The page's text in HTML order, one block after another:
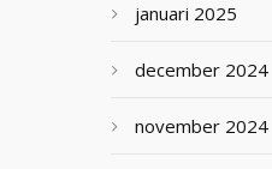
januari 2025
december 2024
november 2024